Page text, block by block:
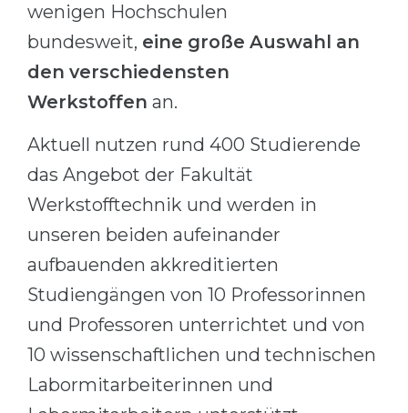
wenigen Hochschulen
bundesweit, eine große Auswahl an
den verschiedensten
Werkstoffen an.
Aktuell nutzen rund 400 Studierende
das Angebot der Fakultät
Werkstofftechnik und werden in
unseren beiden aufeinander
aufbauenden akkreditierten
Studiengängen von 10 Professorinnen
und Professoren unterrichtet und von
10 wissenschaftlichen und technischen
Labormitarbeiterinnen und